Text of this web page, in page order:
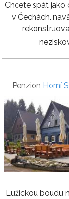
Chcete spát jako
v Čechách,
Penzion Horní
Lužickou boudu